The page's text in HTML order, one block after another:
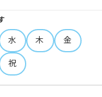
水 木
金
祝